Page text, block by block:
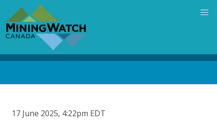
main
content
17 June 2025, 4:22pm EDT